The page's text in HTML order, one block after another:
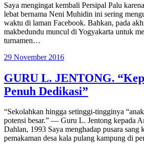
Saya mengingat kembali Persipal Palu
lebat bernama Neni Muhidin ini sering
waktu di laman Facebook. Bahkan, pada
makbedundu muncul di Yogyakarta untuk
turnamen…
29 November 2016
GURU L. JENTONG.
Penuh Dedikasi”
“Sekolahkan hingga setinggi-tingginya
potensi besar.” — Guru L. Jentong kepada
Dahlan, 1993 Saya menghadap pusara sang
pemakaman desa kala pulang kampung di